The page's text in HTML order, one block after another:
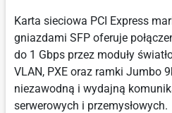
Karta sieciowa PCI Express
gniazdami SFP oferuje
do 1 Gbps przez moduły
VLAN, PXE oraz ramki Jumbo
niezawodną i wydajną
serwerowych i przemysłowych.